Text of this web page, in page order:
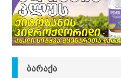
ᲑᲐᲠᲐᲥᲐ